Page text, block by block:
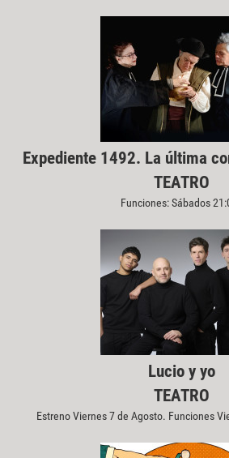
Expediente 1492. La última
TEATRO
Funciones: Sábados
Lucio y yo
TEATRO
Estreno Viernes 7 de Agosto. Funciones